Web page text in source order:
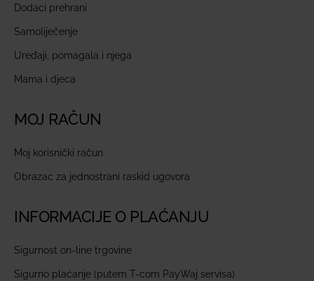
Dodaci prehrani
Samoliječenje
Uređaji, pomagala i njega
Mama i djeca
MOJ RAČUN
Moj korisnički račun
Obrazac za jednostrani raskid ugovora
INFORMACIJE O PLAĆANJU
Sigurnost on-line trgovine
Sigurno plaćanje (putem T-com PayWaj servisa)